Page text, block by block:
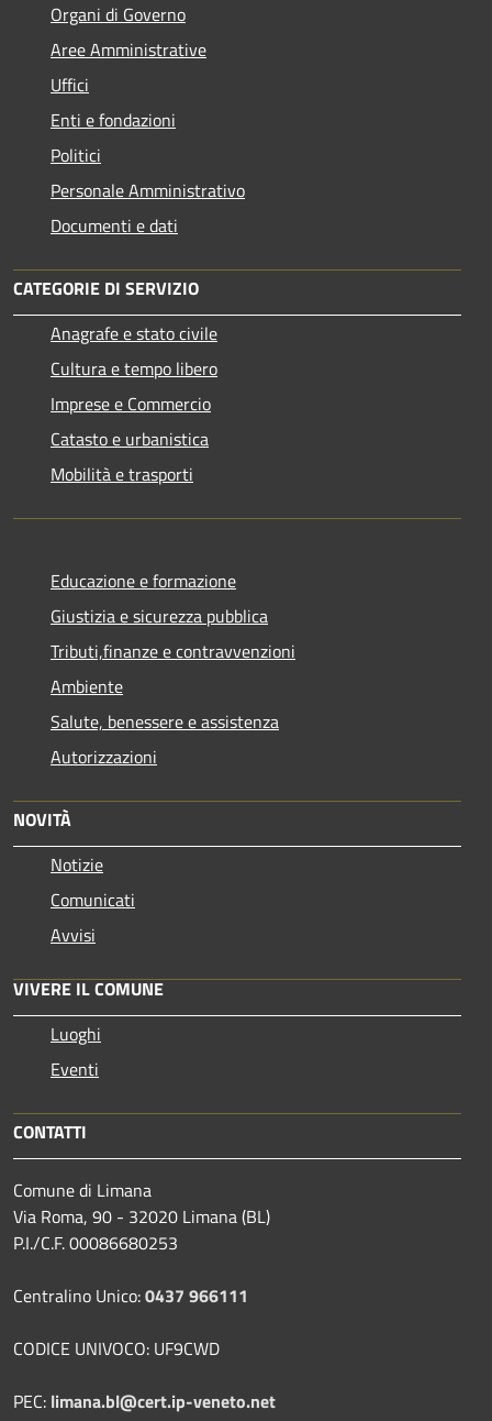
Organi di Governo
Aree Amministrative
Uffici
Enti e fondazioni
Politici
Personale Amministrativo
Documenti e dati
CATEGORIE DI SERVIZIO
Anagrafe e stato civile
Cultura e tempo libero
Imprese e Commercio
Catasto e urbanistica
Mobilità e trasporti
Educazione e formazione
Giustizia e sicurezza pubblica
Tributi,finanze e contravvenzioni
Ambiente
Salute, benessere e assistenza
Autorizzazioni
NOVITÀ
Notizie
Comunicati
Avvisi
VIVERE IL COMUNE
Luoghi
Eventi
CONTATTI
Comune di Limana
Via Roma, 90 - 32020 Limana (BL)
P.I./C.F. 00086680253
Centralino Unico:0437 966111
CODICE UNIVOCO: UF9CWD
PEC: limana.bl@cert.ip-veneto.net